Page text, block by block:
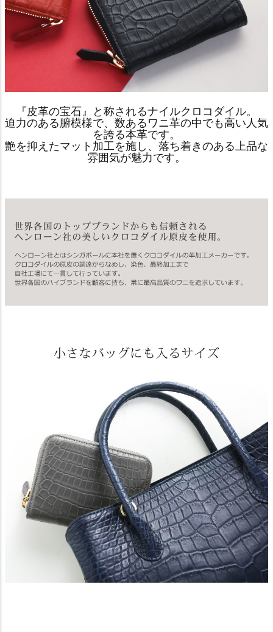
『皮革の宝石』と称されるナイルクロコダイル。
迫力のある腑模様で、数あるワニ革の中でも高い人気
を誇る本革です。
艶を抑えたマット加工を施し、落ち着きのある上品な
雰囲気が魅力です。